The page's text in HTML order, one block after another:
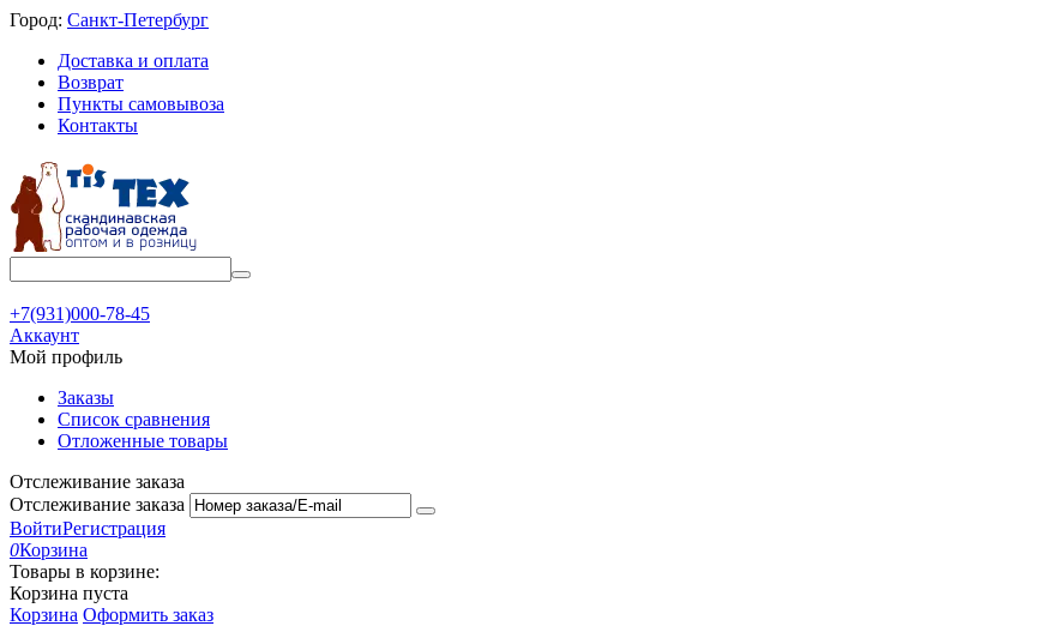
Город: Санкт-Петербург
Доставка и оплата
Возврат
Пункты самовывоза
Контакты
+7(931)000-78-45
Аккаунт
Мой профиль
Заказы
Список сравнения
Отложенные товары
Отслеживание заказа
Отслеживание заказа
ВойтиРегистрация
0Корзина
Товары в корзине:
Корзина пуста
Корзина Оформить заказ